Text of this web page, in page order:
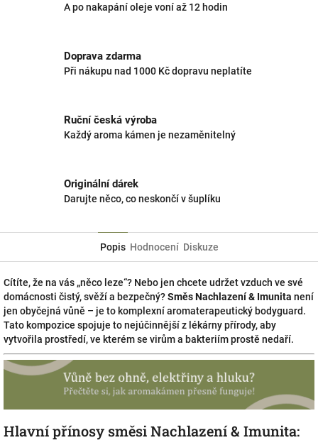
A po nakapání oleje voní až 12 hodin
Doprava zdarma
Při nákupu nad 1000 Kč dopravu neplatíte
Ruční česká výroba
Každý aroma kámen je nezaměnitelný
Originální dárek
Darujte něco, co neskončí v šuplíku
Popis Hodnocení Diskuze
Cítíte, že na vás „něco leze“? Nebo jen chcete udržet vzduch ve své
domácnosti čistý, svěží a bezpečný?Směs Nachlazení & Imunita není
jen obyčejná vůně – je to komplexní aromaterapeutický bodyguard.
Tato kompozice spojuje to nejúčinnější z lékárny přírody, aby
vytvořila prostředí, ve kterém se virům a bakteriím prostě nedaří.
Hlavní přínosy směsi Nachlazení & Imunita: